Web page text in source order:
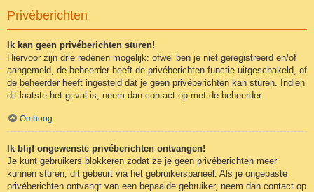
Privéberichten
Ik kan geen privéberichten sturen!
Hiervoor zijn drie redenen mogelijk: ofwel ben je niet geregistreerd en/of
aangemeld, de beheerder heeft de privéberichten functie uitgeschakeld, of
de beheerder heeft ingesteld dat je geen privéberichten kan sturen. Indien
dit laatste het geval is, neem dan contact op met de beheerder.
Omhoog
Ik blijf ongewenste privéberichten ontvangen!
Je kunt gebruikers blokkeren zodat ze je geen privéberichten meer
kunnen sturen, dit gebeurt via het gebruikerspaneel. Als je ongepaste
privéberichten ontvangt van een bepaalde gebruiker, neem dan contact op